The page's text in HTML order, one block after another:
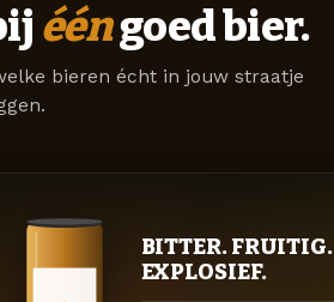
ééngoed bier.
bieren écht in jouw straatje
BITTER. FRUITIG.
EXPLOSIEF.